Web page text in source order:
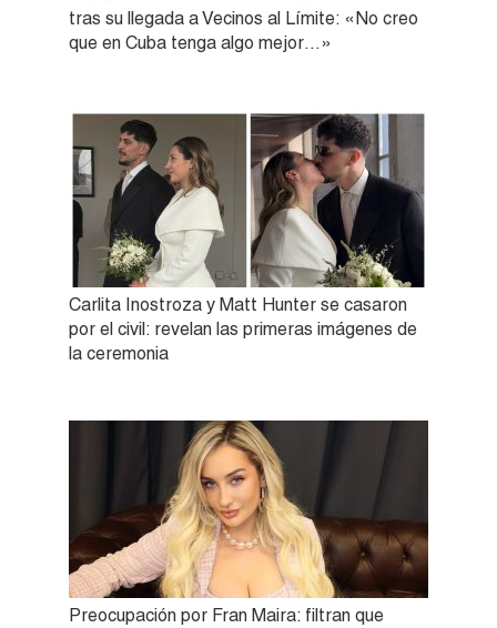
tras su llegada a Vecinos al Límite: «No creo
que en Cuba tenga algo mejor…»
Carlita Inostroza y Matt Hunter se casaron
por el civil: revelan las primeras imágenes de
la ceremonia
Preocupación por Fran Maira: filtran que